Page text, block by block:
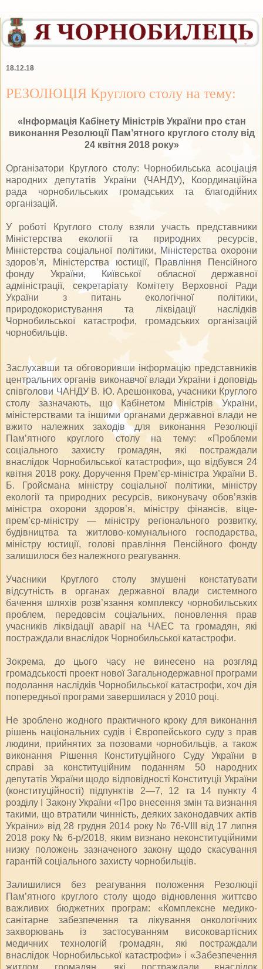
18.12.18
РЕЗОЛЮЦІЯ Круглого столу на тему:
«Інформація Кабінету Міністрів України про стан
виконання Резолюції Пам’ятного круглого столу від
24 квітня 2018 року»
Організатори Круглого столу: Чорнобильська асоціація
народних депутатів України (ЧАНДУ), Координаційна
рада чорнобильських громадських та благодійних
організацій.
У роботі Круглого столу взяли участь представники
Міністерства екології та природних ресурсів,
Міністерства соціальної політики, Міністерства охорони
здоров’я, Міністерства юстиції, Правління Пенсійного
фонду України, Київської обласної державної
адміністрації, секретаріату Комітету Верховної Ради
України з питань екологічної політики,
природокористування та ліквідації наслідків
Чорнобильської катастрофи, громадських організацій
чорнобильців.
Заслухавши та обговоривши інформацію представників
центральних органів виконавчої влади України і доповідь
співголови ЧАНДУ В. Ю. Арешонкова, учасники Круглого
столу зазначають, що Кабінетом Міністрів України,
міністерствами та іншими органами державної влади не
вжито належних заходів для виконання Резолюції
Пам’ятного круглого столу на тему: «Проблеми
соціального захисту громадян, які постраждали
внаслідок Чорнобильської катастрофи», що відбувся 24
квітня 2018 року. Доручення Прем’єр-міністра України В.
Б. Гройсмана міністру соціальної політики, міністру
екології та природних ресурсів, виконувачу обов’язків
міністра охорони здоров’я, міністру фінансів, віце-
прем’єр-міністру — міністру регіонального розвитку,
будівництва та житлово-комунального господарства,
міністру юстиції, голові правління Пенсійного фонду
залишилося без належного реагування.
Учасники Круглого столу змушені констатувати
відсутність в органах державної влади системного
бачення шляхів розв’язання комплексу чорнобильських
проблем, передовсім соціальних, поновлення прав
учасників ліквідації аварії на ЧАЕС та громадян, які
постраждали внаслідок Чорнобильської катастрофи.
Зокрема, до цього часу не винесено на розгляд
громадськості проект нової Загальнодержавної програми
подолання наслідків Чорнобильської катастрофи, хоч дія
попередньої програми завершилася у 2010 році.
Не зроблено жодного практичного кроку для виконання
рішень національних судів і Європейського суду з прав
людини, прийнятих за позовами чорнобильців, а також
виконання Рішення Конституційного Суду України в
справі за конституційним поданням 50 народних
депутатів України щодо відповідності Конституції України
(конституційності) підпунктів 2—7, 12 та 14 пункту 4
розділу I Закону України «Про внесення змін та визнання
такими, що втратили чинність, деяких законодавчих актів
України» від 28 грудня 2014 року № 76-VIII від 17 липня
2018 року № 6-р/2018, яким визнано неконституційними
низку положень зазначеного закону щодо скасування
гарантій соціального захисту чорнобильців.
Залишилися без реагування положення Резолюції
Пам’ятного круглого столу щодо відновлення життєво
важливих бюджетних програм: «Комплексне медико-
санітарне забезпечення та лікування онкологічних
захворювань із застосуванням високовартісних
медичних технологій громадян, які постраждали
внаслідок Чорнобильської катастрофи» і «Забезпечення
житлом громадян, які постраждали внаслідок